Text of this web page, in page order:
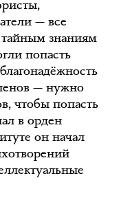
— все
знаниям
попасть
— нужно
чтобы попасть
в орден
он начал